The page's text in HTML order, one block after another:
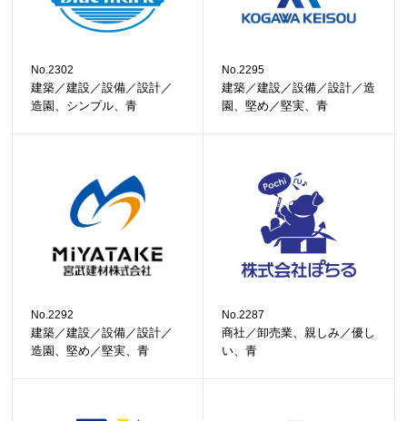
No.2302
建築／建設／設備／設計／
造園、シンプル、青
No.2295
建築／建設／設備／設計／造
園、堅め／堅実、青
No.2292
建築／建設／設備／設計／
造園、堅め／堅実、青
No.2287
商社／卸売業、親しみ／優し
い、青